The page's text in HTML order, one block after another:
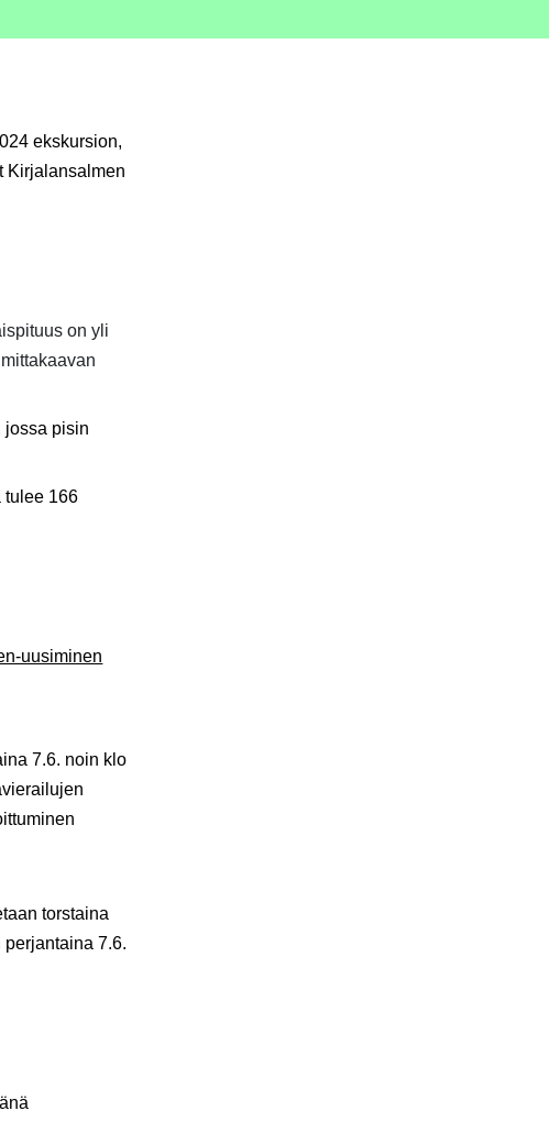
ekskursion,
Kirjalansalmen
on yli
jossa pisin
tulee 166
uusiminen
7.6. noin klo
torstaina
7.6.